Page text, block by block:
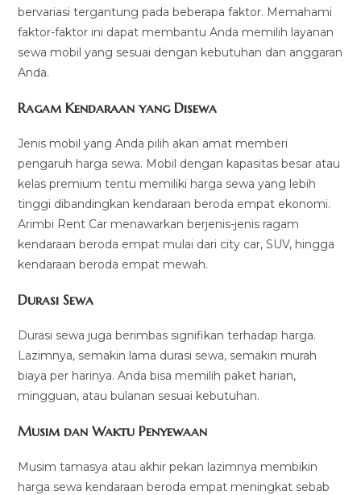
bervariasi tergantung pada beberapa faktor. Memahami
faktor-faktor ini dapat membantu Anda memilih layanan
sewa mobil yang sesuai dengan kebutuhan dan anggaran
Anda.
Ragam Kendaraan yang Disewa
Jenis mobil yang Anda pilih akan amat memberi
pengaruh harga sewa. Mobil dengan kapasitas besar atau
kelas premium tentu memiliki harga sewa yang lebih
tinggi dibandingkan kendaraan beroda empat ekonomi.
Arimbi Rent Car menawarkan berjenis-jenis ragam
kendaraan beroda empat mulai dari city car, SUV, hingga
kendaraan beroda empat mewah.
Durasi Sewa
Durasi sewa juga berimbas signifikan terhadap harga.
Lazimnya, semakin lama durasi sewa, semakin murah
biaya per harinya. Anda bisa memilih paket harian,
mingguan, atau bulanan sesuai kebutuhan.
Musim dan Waktu Penyewaan
Musim tamasya atau akhir pekan lazimnya membikin
harga sewa kendaraan beroda empat meningkat sebab